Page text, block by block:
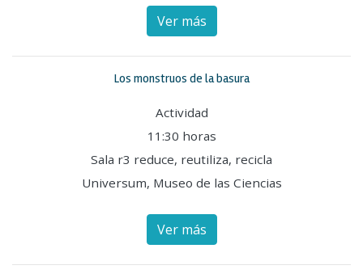
Ver más
Los monstruos de la basura
Actividad
11:30 horas
Sala r3 reduce, reutiliza, recicla
Universum, Museo de las Ciencias
Ver más